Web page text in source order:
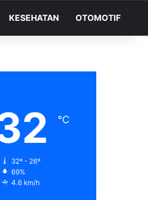
KESEHATAN OTOMOTIF
℃
32º - 26º
69%
4.6 km/h